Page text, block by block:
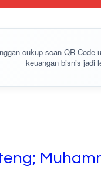
cukupscan QR Code
keuangan bisnis jadi